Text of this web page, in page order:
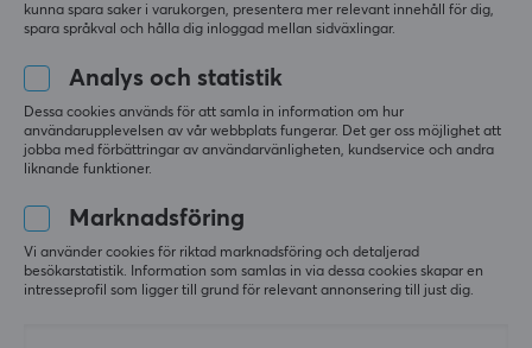
DESIRE2
Deskmate Kabelkanal -
2m
139 kr
Arozzi
Kabelkit - Vit
199 kr
kunna spara saker i varukorgen, presentera mer relevant innehåll för dig,
spara språkval och hålla dig inloggad mellan sidväxlingar.
Analys och statistik
Dessa cookies används för att samla in information om hur
användarupplevelsen av vår webbplats fungerar. Det ger oss möjlighet att
jobba med förbättringar av användarvänligheten, kundservice och andra
liknande funktioner.
Marknadsföring
Vi använder cookies för riktad marknadsföring och detaljerad
besökarstatistik. Information som samlas in via dessa cookies skapar en
intresseprofil som ligger till grund för relevant annonsering till just dig.